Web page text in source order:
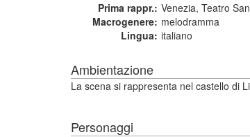
Prima rappr.: Venezia, Teatro
Macrogenere: melodramma
Lingua: italiano
Ambientazione
La scena si rappresenta nel castello di
Personaggi